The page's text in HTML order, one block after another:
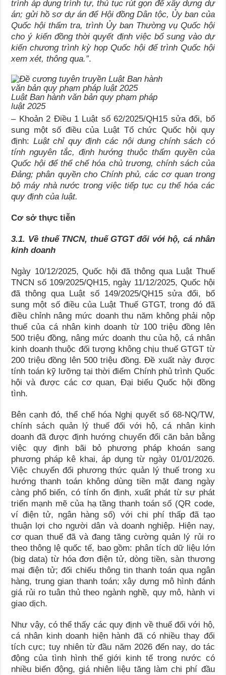
trình áp dụng trình tự, thủ tục rút gọn để xây dựng dự
án; gửi hồ sơ dự án để Hội đồng Dân tộc, Ủy ban của
Quốc hội thẩm tra, trình Ủy ban Thường vụ Quốc hội
cho ý kiến đồng thời quyết định việc bổ sung vào dự
kiến chương trình kỳ họp Quốc hội để trình Quốc hội
xem xét, thông qua.”.
Luật Ban hành văn bản quy phạm pháp
luật 2025
– Khoản 2 Điều 1 Luật số 62/2025/QH15 sửa đổi, bổ
sung một số điều của Luật Tổ chức Quốc hội quy
định: Luật chỉ quy định các nội dung chính sách có
tính nguyên tắc, định hướng thuộc thẩm quyền của
Quốc hội để thể chế hóa chủ trương, chính sách của
Đảng; phân quyền cho Chính phủ, các cơ quan trong
bộ máy nhà nước trong việc tiếp tục cụ thể hóa các
quy định của luật.
Cơ sở thực tiễn
3.1. Về thuế TNCN, thuế GTGT đối với hộ, cá nhân
kinh doanh
Ngày 10/12/2025, Quốc hội đã thông qua Luật Thuế
TNCN số 109/2025/QH15, ngày 11/12/2025, Quốc hội
đã thông qua Luật số 149/2025/QH15 sửa đổi, bổ
sung một số điều của Luật Thuế GTGT, trong đó đã
điều chỉnh nâng mức doanh thu năm không phải nộp
thuế của cá nhân kinh doanh từ 100 triệu đồng lên
500 triệu đồng, nâng mức doanh thu của hộ, cá nhân
kinh doanh thuộc đối tượng không chịu thuế GTGT từ
200 triệu đồng lên 500 triệu đồng. Đề xuất này được
tính toán kỹ lưỡng tại thời điểm Chính phủ trình Quốc
hội và được các cơ quan, Đại biểu Quốc hội đồng
tình.
Bên cạnh đó, thể chế hóa Nghị quyết số 68-NQ/TW,
chính sách quản lý thuế đối với hộ, cá nhân kinh
doanh đã được định hướng chuyển đổi căn bản bằng
việc quy định bãi bỏ phương pháp khoán sang
phương pháp kê khai, áp dụng từ ngày 01/01/2026.
Việc chuyển đổi phương thức quản lý thuế trong xu
hướng thanh toán không dùng tiền mặt đang ngày
càng phổ biến, có tính ổn định, xuất phát từ sự phát
triển mạnh mẽ của hạ tầng thanh toán số (QR code,
ví điện tử, ngân hàng số) với chi phí thấp đã tạo
thuận lợi cho người dân và doanh nghiệp. Hiện nay,
cơ quan thuế đã và đang tăng cường quản lý rủi ro
theo thông lệ quốc tế, bao gồm: phân tích dữ liệu lớn
(big data) từ hóa đơn điện tử, dòng tiền, sàn thương
mại điện tử; đối chiếu thông tin thanh toán qua ngân
hàng, trung gian thanh toán; xây dựng mô hình đánh
giá rủi ro tuân thủ theo ngành nghề, quy mô, hành vi
giao dịch.
Như vậy, có thể thấy các quy định về thuế đối với hộ,
cá nhân kinh doanh hiện hành đã có nhiều thay đổi
tích cực; tuy nhiên từ đầu năm 2026 đến nay, do tác
động của tình hình thế giới kinh tế trong nước có
nhiều biến động, giá nhiên liệu tăng làm chi phí đầu